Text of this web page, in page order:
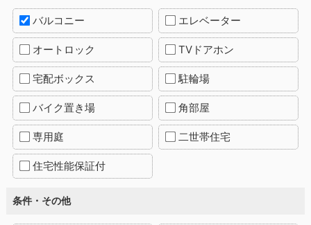
バルコニー エレベーター
オートロック TVドアホン
宅配ボックス 駐輪場
バイク置き場 角部屋
専用庭 二世帯住宅
住宅性能保証付
条件・その他